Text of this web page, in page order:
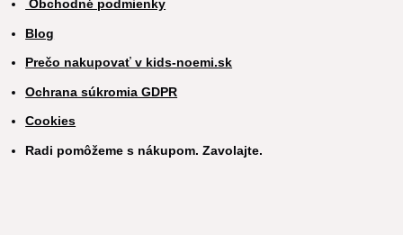
Obchodné podmienky
Blog
Prečo nakupovať v kids-noemi.sk
Ochrana súkromia GDPR
Cookies
Radi pomôžeme s nákupom. Zavolajte.